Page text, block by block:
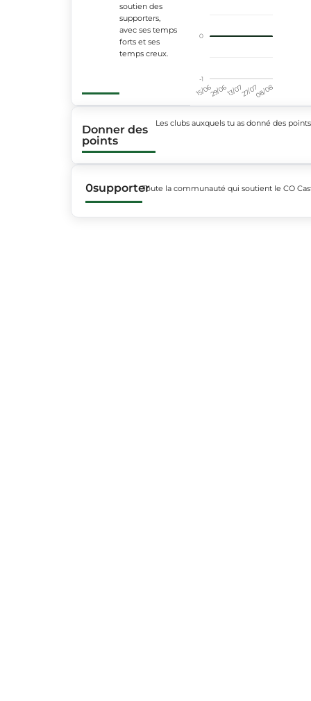
soutien des
supporters,
avec ses temps
forts et ses
temps creux.
15/0629/0613/0727/0708/08
-1
0
Donner des
points
Les clubs auxquels tu as donné des points
0supporterToute la communauté qui soutient le CO